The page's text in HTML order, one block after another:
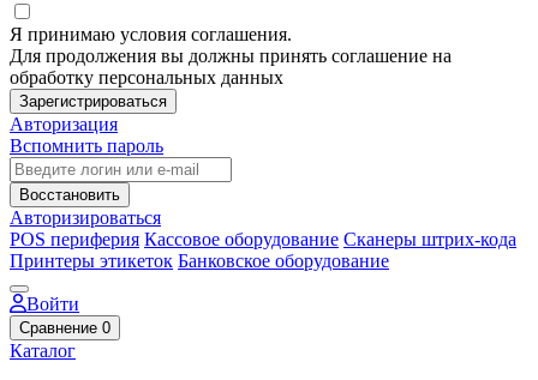
Я принимаю условия соглашения.
Для продолжения вы должны принять соглашение на
обработку персональных данных
Зарегистрироваться
Авторизация
Вспомнить пароль
Восстановить
Авторизироваться
POS периферия Кассовое оборудование Сканеры штрих-кода
Принтеры этикеток Банковское оборудование
Войти
Сравнение 0
Каталог